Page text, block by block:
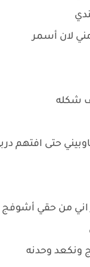
لان أسمر
شكله
حتى افتهم
من حقي أشوفج
ونكعد وحدنه